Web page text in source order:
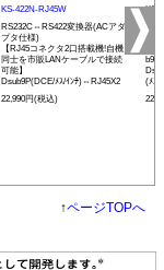
KS-422N-RJ45W
RS232C⇔RS422変換器(ACアダ
プタ仕様)
【RJ45コネクタ2口搭載機!自機
同士を市販LANケーブルで接続
可能】
Dsub9P(DCE/ﾒｽ/ｲﾝﾁ)⇔RJ45X2
22,990円(税込)
KS-
プ
b9
(ﾒｽ/
↑ページTOPへ